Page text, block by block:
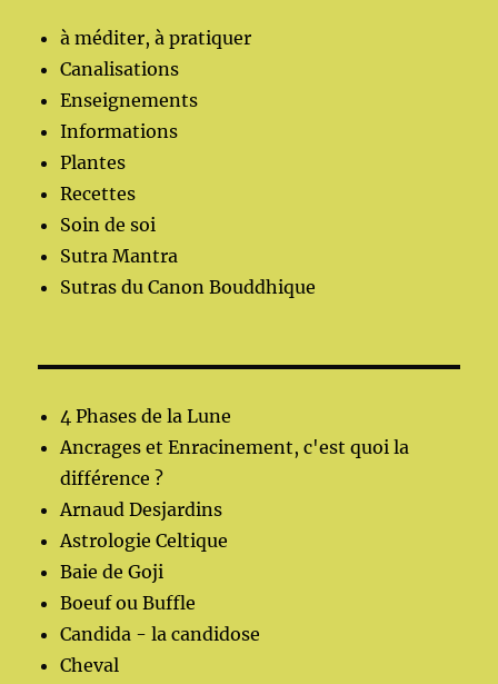
à méditer, à pratiquer
Canalisations
Enseignements
Informations
Plantes
Recettes
Soin de soi
Sutra Mantra
Sutras du Canon Bouddhique
4 Phases de la Lune
Ancrages et Enracinement, c'est quoi la
différence ?
Arnaud Desjardins
Astrologie Celtique
Baie de Goji
Boeuf ou Buffle
Candida - la candidose
Cheval